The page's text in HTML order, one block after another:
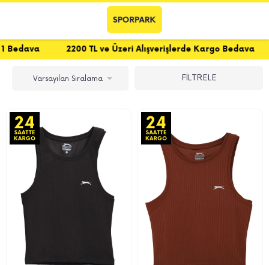
2200 TL ve Üzeri Alışverişlerde Kargo Bedava
FİLTRELE